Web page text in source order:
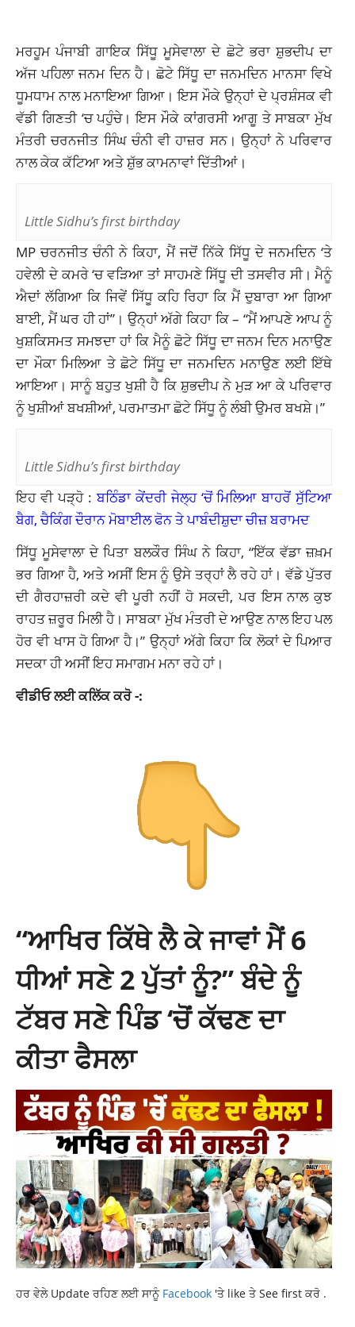
ਮਰਹੂਮ ਪੰਜਾਬੀ ਗਾਇਕ ਸਿੱਧੂ ਮੂਸੇਵਾਲਾ ਦੇ ਛੋਟੇ ਭਰਾ ਸ਼ੁਭਦੀਪ ਦਾ
ਅੱਜ ਪਹਿਲਾ ਜਨਮ ਦਿਨ ਹੈ। ਛੋਟੇ ਸਿੱਧੂ ਦਾ ਜਨਮਦਿਨ ਮਾਨਸਾ ਵਿਖੇ
ਧੂਮਧਾਮ ਨਾਲ ਮਨਾਇਆ ਗਿਆ। ਇਸ ਮੌਕੇ ਉਨ੍ਹਾਂ ਦੇ ਪ੍ਰਸ਼ੰਸਕ ਵੀ
ਵੱਡੀ ਗਿਣਤੀ ‘ਚ ਪਹੁੰਚੇ। ਇਸ ਮੌਕੇ ਕਾਂਗਰਸੀ ਆਗੂ ਤੇ ਸਾਬਕਾ ਮੁੱਖ
ਮੰਤਰੀ ਚਰਨਜੀਤ ਸਿੰਘ ਚੰਨੀ ਵੀ ਹਾਜ਼ਰ ਸਨ। ਉਨ੍ਹਾਂ ਨੇ ਪਰਿਵਾਰ
ਨਾਲ ਕੇਕ ਕੱਟਿਆ ਅਤੇ ਸ਼ੁੱਭ ਕਾਮਨਾਵਾਂ ਦਿੱਤੀਆਂ।
Little Sidhu’s first birthday
MP ਚਰਨਜੀਤ ਚੰਨੀ ਨੇ ਕਿਹਾ, ਮੈਂ ਜਦੋਂ ਨਿੱਕੇ ਸਿੱਧੂ ਦੇ ਜਨਮਦਿਨ ‘ਤੇ
ਹਵੇਲੀ ਦੇ ਕਮਰੇ ‘ਚ ਵੜਿਆ ਤਾਂ ਸਾਹਮਣੇ ਸਿੱਧੂ ਦੀ ਤਸਵੀਰ ਸੀ। ਮੈਨੂੰ
ਐਦਾਂ ਲੱਗਿਆ ਕਿ ਜਿਵੇਂ ਸਿੱਧੂ ਕਹਿ ਰਿਹਾ ਕਿ ਮੈਂ ਦੁਬਾਰਾ ਆ ਗਿਆ
ਬਾਈ, ਮੈਂ ਘਰ ਹੀ ਹਾਂ”। ਉਨ੍ਹਾਂ ਅੱਗੇ ਕਿਹਾ ਕਿ – “ਮੈਂ ਆਪਣੇ ਆਪ ਨੂੰ
ਖੁਸ਼ਕਿਸਮਤ ਸਮਝਦਾ ਹਾਂ ਕਿ ਮੈਨੂੰ ਛੋਟੇ ਸਿੱਧੂ ਦਾ ਜਨਮ ਦਿਨ ਮਨਾਉਣ
ਦਾ ਮੌਕਾ ਮਿਲਿਆ ਤੇ ਛੋਟੇ ਸਿੱਧੂ ਦਾ ਜਨਮਦਿਨ ਮਨਾਉਣ ਲਈ ਇੱਥੇ
ਆਇਆ। ਸਾਨੂੰ ਬਹੁਤ ਖੁਸ਼ੀ ਹੈ ਕਿ ਸ਼ੁਭਦੀਪ ਨੇ ਮੁੜ ਆ ਕੇ ਪਰਿਵਾਰ
ਨੂੰ ਖੁਸ਼ੀਆਂ ਬਖਸ਼ੀਆਂ, ਪਰਮਾਤਮਾ ਛੋਟੇ ਸਿੱਧੂ ਨੂੰ ਲੰਬੀ ਉਮਰ ਬਖਸ਼ੇ।”
Little Sidhu’s first birthday
ਇਹ ਵੀ ਪੜ੍ਹੋ :ਬਠਿੰਡਾ ਕੇਂਦਰੀ ਜੇਲ੍ਹ ‘ਚੋਂ ਮਿਲਿਆ ਬਾਹਰੋਂ ਸੁੱਟਿਆ
ਬੈਗ, ਚੈਕਿੰਗ ਦੌਰਾਨ ਮੋਬਾਈਲ ਫੋਨ ਤੇ ਪਾਬੰਦੀਸ਼ੁਦਾ ਚੀਜ਼ ਬਰਾਮਦ
ਸਿੱਧੂ ਮੂਸੇਵਾਲਾ ਦੇ ਪਿਤਾ ਬਲਕੌਰ ਸਿੰਘ ਨੇ ਕਿਹਾ, “ਇੱਕ ਵੱਡਾ ਜ਼ਖ਼ਮ
ਭਰ ਗਿਆ ਹੈ, ਅਤੇ ਅਸੀਂ ਇਸ ਨੂੰ ਉਸੇ ਤਰ੍ਹਾਂ ਲੈ ਰਹੇ ਹਾਂ। ਵੱਡੇ ਪੁੱਤਰ
ਦੀ ਗੈਰਹਾਜ਼ਰੀ ਕਦੇ ਵੀ ਪੂਰੀ ਨਹੀਂ ਹੋ ਸਕਦੀ, ਪਰ ਇਸ ਨਾਲ ਕੁਝ
ਰਾਹਤ ਜ਼ਰੂਰ ਮਿਲੀ ਹੈ। ਸਾਬਕਾ ਮੁੱਖ ਮੰਤਰੀ ਦੇ ਆਉਣ ਨਾਲ ਇਹ ਪਲ
ਹੋਰ ਵੀ ਖਾਸ ਹੋ ਗਿਆ ਹੈ।” ਉਨ੍ਹਾਂ ਅੱਗੇ ਕਿਹਾ ਕਿ ਲੋਕਾਂ ਦੇ ਪਿਆਰ
ਸਦਕਾ ਹੀ ਅਸੀਂ ਇਹ ਸਮਾਗਮ ਮਨਾ ਰਹੇ ਹਾਂ।
ਵੀਡੀਓ ਲਈ ਕਲਿੱਕ ਕਰੋ -:
“ਆਖਿਰ ਕਿੱਥੇ ਲੈ ਕੇ ਜਾਵਾਂ ਮੈਂ 6
ਧੀਆਂ ਸਣੇ 2 ਪੁੱਤਾਂ ਨੂੰ?” ਬੰਦੇ ਨੂੰ
ਟੱਬਰ ਸਣੇ ਪਿੰਡ ‘ਚੋਂ ਕੱਢਣ ਦਾ
ਕੀਤਾ ਫੈਸਲਾ
ਹਰ ਵੇਲੇ Update ਰਹਿਣ ਲਈ ਸਾਨੂੰ Facebook 'ਤੇ like ਤੇ See first ਕਰੋ .